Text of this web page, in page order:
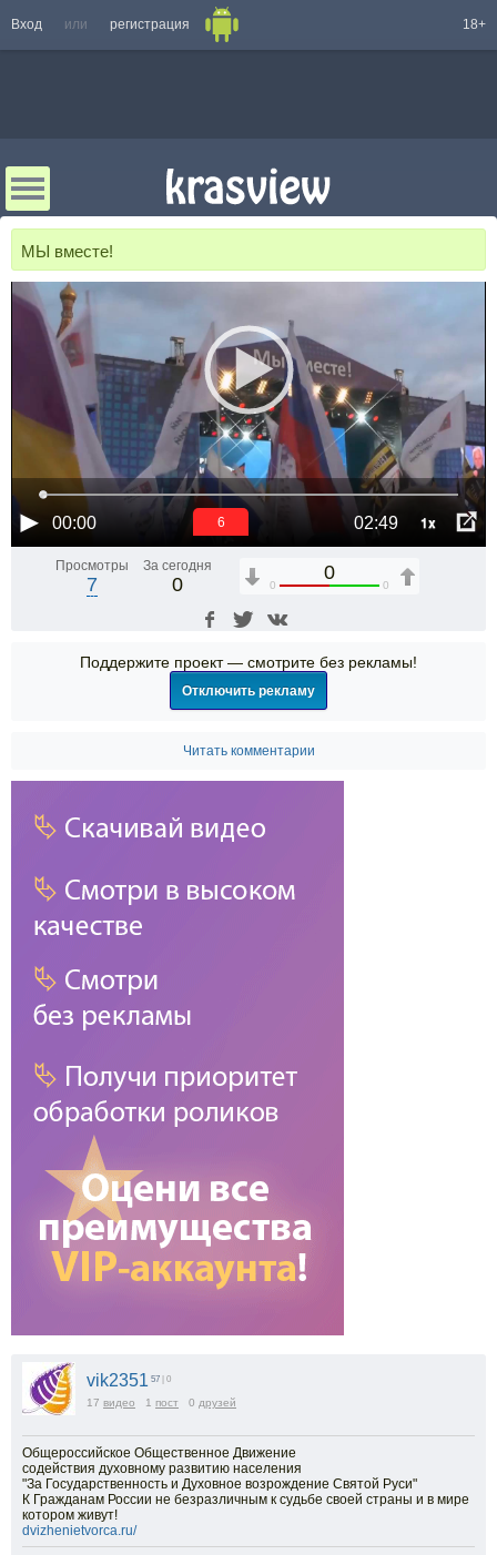
Вход или регистрация 18+
МЫ вместе!
00:00 02:49 1x
6
Просмотры
7
За сегодня
0
0
0 0
Поддержите проект — смотрите без рекламы!
Отключить рекламу
Читать комментарии
vik2351 57 | 0
17 видео 1 пост 0 друзей
Общероссийское Общественное Движение
содействия духовному развитию населения
"За Государственность и Духовное возрождение Святой Руси"
К Гражданам России не безразличным к судьбе своей страны и в мире
котором живут!
dvizhenietvorca.ru/